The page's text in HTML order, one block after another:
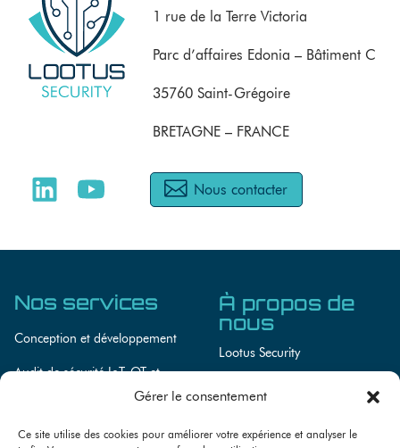
Gérer le consentement
Ce site utilise des cookies pour améliorer votre expérience et analyser le
1 rue de la Terre Victoria
Parc d’affaires Edonia – Bâtiment C
35760 Saint-Grégoire
BRETAGNE – FRANCE
Nous contacter
Nos services
Conception et développement
Audit de sécurité IoT, OT et
À propos de
nous
Lootus Security
Recrutement